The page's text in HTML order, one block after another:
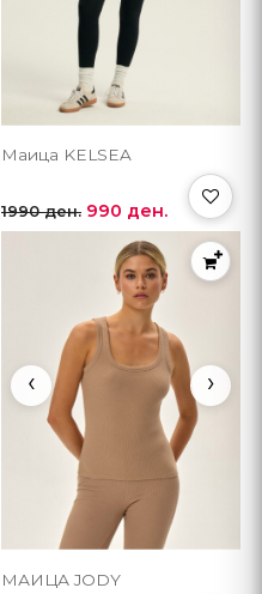
Маица KELSEA
1990 ден. 990 ден.
‹ ›
МАИЦА JODY